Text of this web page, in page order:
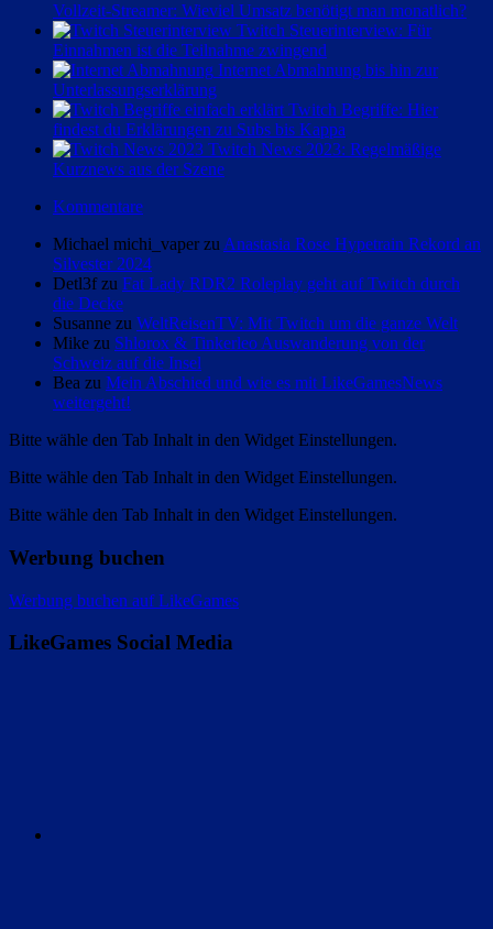
Vollzeit-Streamer: Wieviel Umsatz benötigt man monatlich?
Twitch Steuerinterview: Für
Einnahmen ist die Teilnahme zwingend
Internet Abmahnung bis hin zur
Unterlassungserklärung
Twitch Begriffe: Hier
findest du Erklärungen zu Subs bis Kappa
Twitch News 2023: Regelmäßige
Kurznews aus der Szene
Kommentare
Michael michi_vaper zu Anastasia Rose Hypetrain Rekord an
Silvester 2024
Detl3f zu Fat Lady RDR2 Roleplay geht auf Twitch durch
die Decke
Susanne zu WeltReisenTV: Mit Twitch um die ganze Welt
Mike zu Shlorox & Tinkerleo Auswanderung von der
Schweiz auf die Insel
Bea zu Mein Abschied und wie es mit LikeGamesNews
weitergeht!
Bitte wähle den Tab Inhalt in den Widget Einstellungen.
Bitte wähle den Tab Inhalt in den Widget Einstellungen.
Bitte wähle den Tab Inhalt in den Widget Einstellungen.
Werbung buchen
Werbung buchen auf LikeGames
LikeGames Social Media